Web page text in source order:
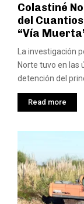
Colastiné
del
“Vía
La investigación
Norte tuvo en las
detención del
Read more